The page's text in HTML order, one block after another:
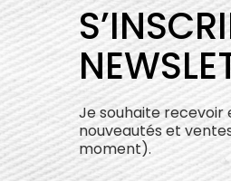
Je souhaite recevoir
nouveautés et
moment).